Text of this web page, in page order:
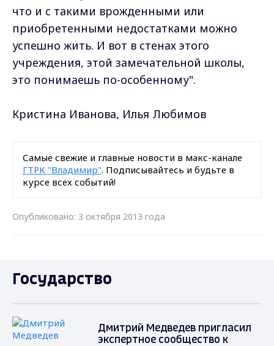
что и с такими врожденными или
приобретенными недостатками можно
успешно жить. И вот в стенах этого
учреждения, этой замечательной школы,
это понимаешь по-особенному".
Кристина Иванова, Илья Любимов
Самые свежие и главные новости в макс-канале
ГТРК "Владимир". Подписывайтесь и будьте в
курсе всех событий!
Опубликовано: 3 октября 2013 года
Государство
Дмитрий Медведев пригласил
экспертное сообщество к